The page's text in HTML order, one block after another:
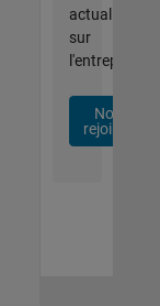
actualités
sur
l'entreprise.
Nous
rejoindre